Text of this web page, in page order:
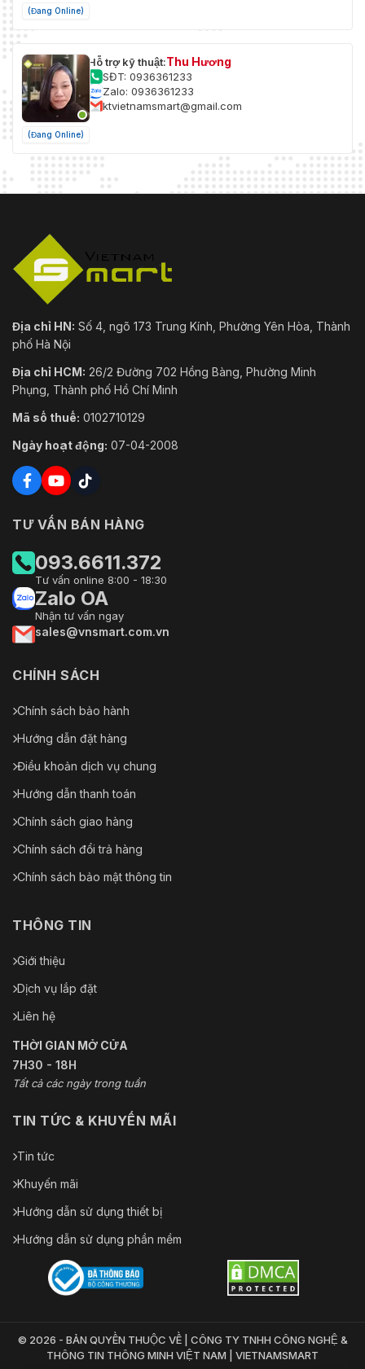
(Đang Online)
(Đang Online)
Hỗ trợ kỹ thuật:Thu Hương
SĐT: 0936361233
Zalo: 0936361233
ktvietnamsmart@gmail.com
Địa chỉ HN: Số 4, ngõ 173 Trung Kính, Phường Yên Hòa, Thành
phố Hà Nội
Địa chỉ HCM: 26/2 Đường 702 Hồng Bàng, Phường Minh
Phụng, Thành phố Hồ Chí Minh
Mã số thuế: 0102710129
Ngày hoạt động: 07-04-2008
TƯ VẤN BÁN HÀNG
093.6611.372
Tư vấn online 8:00 - 18:30
Zalo OA
Nhận tư vấn ngay
sales@vnsmart.com.vn
CHÍNH SÁCH
Chính sách bảo hành
Hướng dẫn đặt hàng
Điều khoản dịch vụ chung
Hướng dẫn thanh toán
Chính sách giao hàng
Chính sách đổi trả hàng
Chính sách bảo mật thông tin
THÔNG TIN
Giới thiệu
Dịch vụ lắp đặt
Liên hệ
THỜI GIAN MỞ CỬA
7H30 - 18H
Tất cả các ngày trong tuần
TIN TỨC & KHUYẾN MÃI
Tin tức
Khuyến mãi
Hướng dẫn sử dụng thiết bị
Hướng dẫn sử dụng phần mềm
© 2026 - BẢN QUYỀN THUỘC VỀ | CÔNG TY TNHH CÔNG NGHỆ &
THÔNG TIN THÔNG MINH VIỆT NAM | VIETNAMSMART